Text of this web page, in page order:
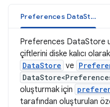
Preferences DataStore
Preferences DataStore
çiftlerini diske kalıcı
DataStore ve
oluşturmak için
tarafından oluşturulan